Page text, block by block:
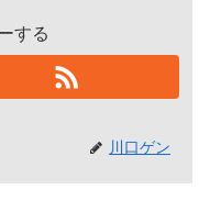
する
川口ゲン